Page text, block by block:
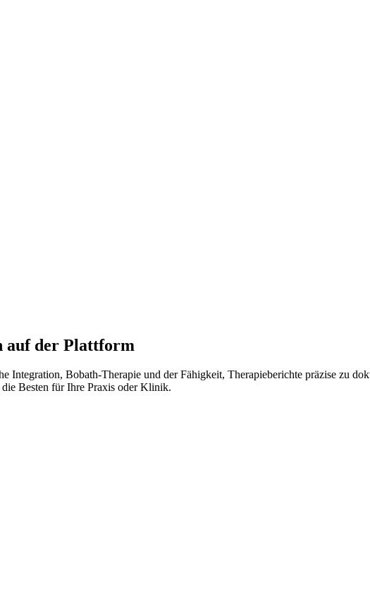
auf der Plattform
Integration, Bobath-Therapie und der Fähigkeit, Therapieberichte präzise zu
Besten für Ihre Praxis oder Klinik.